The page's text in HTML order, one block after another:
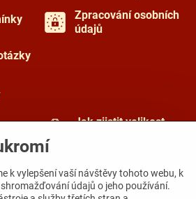
Zpracování osobních
údajů
Jak zjistit velikost
k vylepšení vaší návštěvy tohoto webu, k
údajů o jeho používání.